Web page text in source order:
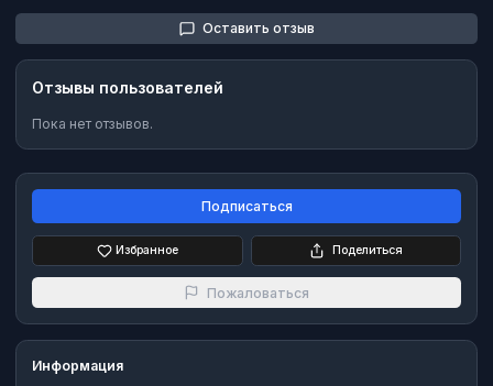
Оставить отзыв
Отзывы пользователей
Пока нет отзывов.
Подписаться
Избранное Поделиться
Пожаловаться
Информация